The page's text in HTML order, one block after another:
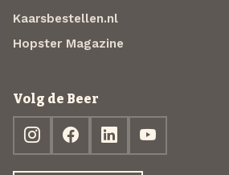
Kaarsbestellen.nl
Hopster Magazine
Volg de Beer